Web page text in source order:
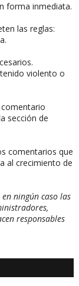
forma inmediata.
las reglas:
violento o
sección de
comentarios que
al crecimiento de
ningún caso las
responsables